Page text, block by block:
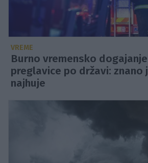
VREME
Burno vremensko
preglavice po državi: znano
najhuje